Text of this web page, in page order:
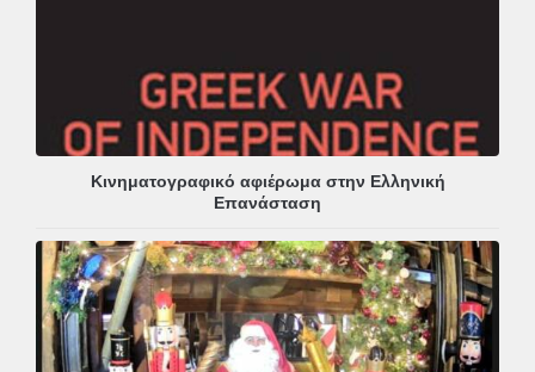
Κινηματογραφικό αφιέρωμα στην Ελληνική
Επανάσταση